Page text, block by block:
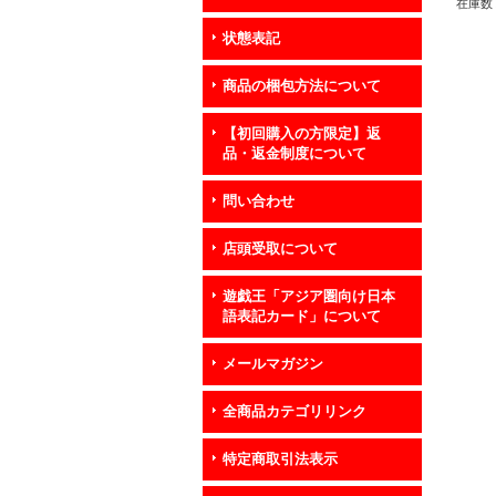
状態表記
商品の梱包方法について
【初回購入の方限定】返
品・返金制度について
問い合わせ
店頭受取について
遊戯王「アジア圏向け日本
語表記カード」について
メールマガジン
全商品カテゴリリンク
特定商取引法表示
在庫数